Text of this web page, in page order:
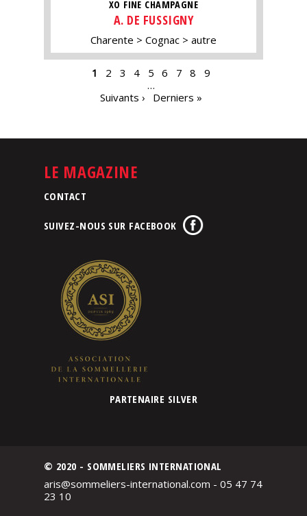
XO FINE CHAMPAGNE
A. DE FUSSIGNY
Charente Cognac autre
1 2 3 4 5 6 7 8
9
…
Suivants ›
Derniers »
LE MAGAZINE
CONTACT
SUIVEZ-NOUS SUR FACEBOOK
PARTENAIRE SILVER
© 2020 - SOMMELIERS INTERNATIONAL
aris@sommeliers-international.com - 05 47 74
23 10